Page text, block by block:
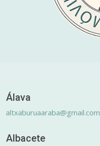
Álava
altxaburuaaraba@gmail.com
Albacete